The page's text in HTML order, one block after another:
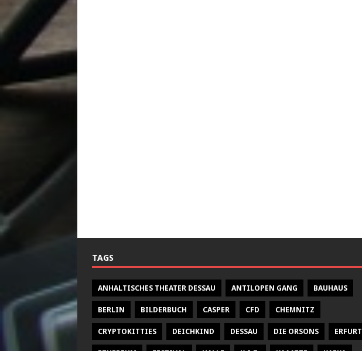
TAGS
ANHALTISCHES THEATER DESSAU ANTILOPEN GANG BAUHAUS
BERLIN BILDERBUCH CASPER CFD CHEMNITZ
CRYPTOKITTIES DEICHKIND DESSAU DIE ORSONS ERFURT